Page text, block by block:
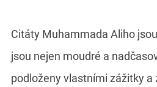
Citáty Muhammada Aliho
jsou nejen moudré a
podloženy vlastními zážitky